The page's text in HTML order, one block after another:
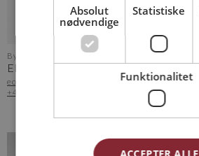
Bygningskonstruktør MAK - IKT koordinator
EMIL OXBØLL
eol@arkvh.dk
+45 28 60 77 27
Absolut
nødvendige
Statistiske
Funktionalitet